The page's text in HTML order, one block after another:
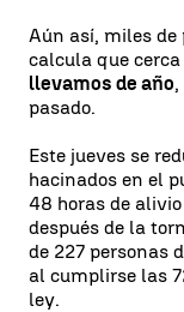
Aún así, miles de
calcula que cerca
llevamos de año
pasado.
Este jueves se
hacinados en el
48 horas de
después de la
de 227 personas
al cumplirse las
ley.